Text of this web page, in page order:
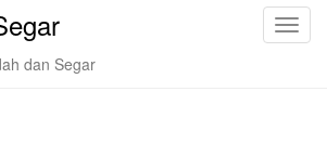
T
dan Segar